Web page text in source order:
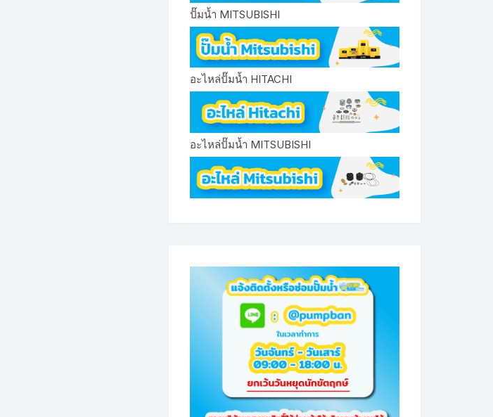
ปั๊มน้ำ MITSUBISHI
อะไหล่ปั๊มน้ำ HITACHI
อะไหล่ปั๊มน้ำ MITSUBISHI